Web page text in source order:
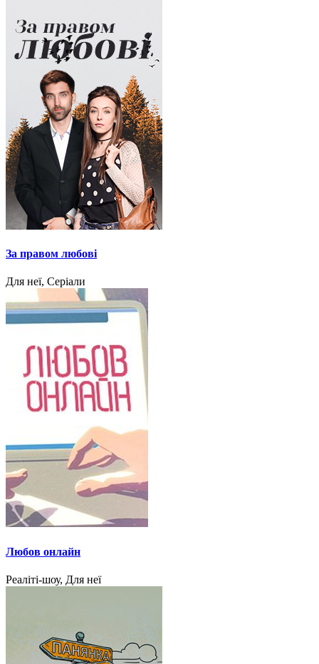
За правом любові
Для неї, Серіали
Любов онлайн
Реаліті-шоу, Для неї